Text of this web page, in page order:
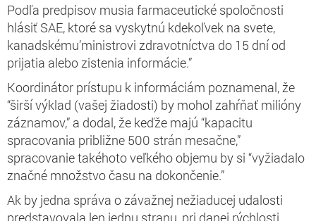
Podľa predpisov musia farmaceutické spoločnosti
hlásiť SAE, ktoré sa vyskytnú kdekoľvek na svete,
kanadskému’ministrovi zdravotníctva do 15 dní od
prijatia alebo zistenia informácie.”
Koordinátor prístupu k informáciám poznamenal, že
“širší výklad (vašej žiadosti) by mohol zahŕňať milióny
záznamov,” a dodal, že keďže majú “kapacitu
spracovania približne 500 strán mesačne,”
spracovanie takéhoto veľkého objemu by si “vyžiadalo
značné množstvo času na dokončenie.”
Ak by jedna správa o závažnej nežiaducej udalosti
predstavovala len jednu stranu, pri danej rýchlosti